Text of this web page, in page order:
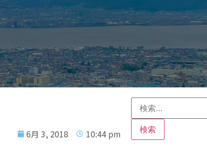
6月 3, 2018
10:44 pm